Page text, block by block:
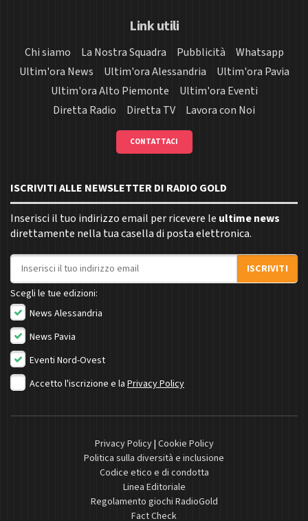
Link utili
Chi siamo La Nostra Squadra Pubblicità
Whatsapp
Ultim'ora News
Ultim'ora Alessandria
Ultim'ora Pavia
Ultim'ora Alto Piemonte
Ultim'ora Eventi
Diretta Radio
Diretta TV Lavora con Noi
CONTATTACI
ISCRIVITI ALLE NEWSLETTER DI RADIO GOLD
Inserisci il tuo indirizzo email per ricevere le ultime news
direttamente nella tua casella di posta elettronica.
Indirizzo email
ISCRIVITI
Scegli le tue edizioni:
News Alessandria
News Pavia
Eventi Nord-Ovest
Accetto l'iscrizione e la Privacy Policy
Privacy Policy| Cookie Policy
Politica sulla diversità e inclusione
Codice etico e di condotta
Linea Editoriale
Regolamento giochi RadioGold
Fact Check